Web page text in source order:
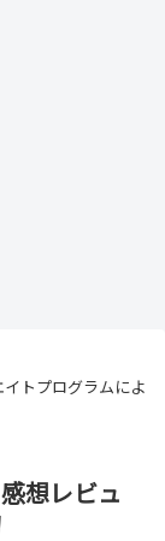
トプログラムによ
想レビュ